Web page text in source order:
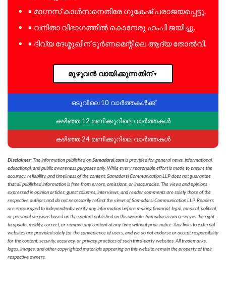
• മാഗ്നസ് കാൾസനെതിരേ ഗുകേഷ് പരാജയപ്പെട്ടു.
• വനിതാ വിഭാഗത്തിൽ കൊനേരു ഹംപി ജയിച്ചു.
• ദിവ്യ ദേശ്മുഖിന് ടൂർണമെന്റിലെ ആദ്യ തോൽവി.
മുഴുവൻ വായിക്കുന്നതിന്▼
ഒടുവിലെ 10 വാർത്തകൾക്ക്
കഴിഞ്ഞ 12 മണിക്കൂറിലെ വാർത്തകൾ
കഴിഞ്ഞ 24 മണിക്കൂറിലെ വാർത്തകൾ
Disclaimer: The information published onSamadarsi.comis provided for general news, informational,
educational, and public awareness purposes only. While every reasonable effort is made to ensure the
accuracy, reliability, and timeliness of the content, Samadarsi Communication LLP does not guarantee
that all published information is free from errors, omissions, or inaccuracies. The views and opinions
expressed in opinion articles, guest columns, interviews, and reader comments are solely those of the
respective authors and do not necessarily reflect the views of Samadarsi Communication LLP. Readers
are encouraged to independently verify any information before making financial, legal, medical, political,
or personal decisions based on the content published on this website. Samadarsi.com reserves the right
to update, modify, correct, or remove any content at any time without prior notice. Any links to external
websites are provided solely for the convenience of users, and we do not endorse or accept responsibility
for the content, security, accuracy, or privacy practices of such third-party websites. All trademarks,
logos, images, and other copyrighted materials appearing on this website remain the property of their
respective owners.